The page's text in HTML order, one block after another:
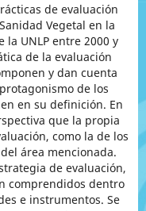
de evaluación
Vegetal en la
UNLP entre 2000 y
de la evaluación
y dan cuenta
de los
en su definición. En
que la propia
como la de los
área mencionada.
de evaluación,
comprendidos dentro
e instrumentos. Se